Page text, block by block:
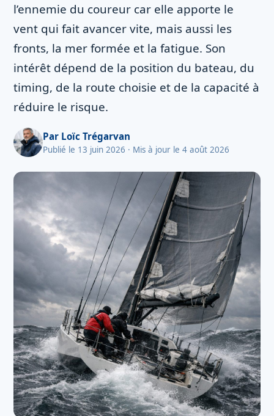
l’ennemie du coureur car elle apporte le
vent qui fait avancer vite, mais aussi les
fronts, la mer formée et la fatigue. Son
intérêt dépend de la position du bateau, du
timing, de la route choisie et de la capacité à
réduire le risque.
Par Loïc Trégarvan
Publié le 13 juin 2026 · Mis à jour le 4 août 2026